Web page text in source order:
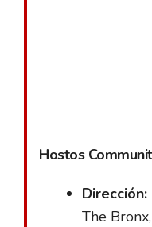
Hostos
Dirección:
The